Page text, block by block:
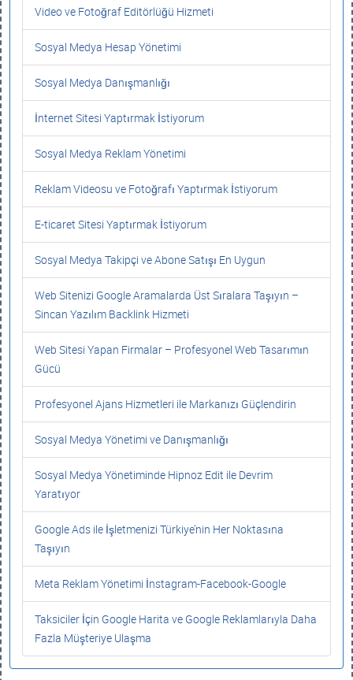
Video ve Fotoğraf Editörlüğü Hizmeti
Sosyal Medya Hesap Yönetimi
Sosyal Medya Danışmanlığı
İnternet Sitesi Yaptırmak İstiyorum
Sosyal Medya Reklam Yönetimi
Reklam Videosu ve Fotoğrafı Yaptırmak İstiyorum
E-ticaret Sitesi Yaptırmak İstiyorum
Sosyal Medya Takipçi ve Abone Satışı En Uygun
Web Sitenizi Google Aramalarda Üst Sıralara Taşıyın –
Sincan Yazılım Backlink Hizmeti
Web Sitesi Yapan Firmalar – Profesyonel Web Tasarımın
Gücü
Profesyonel Ajans Hizmetleri ile Markanızı Güçlendirin
Sosyal Medya Yönetimi ve Danışmanlığı
Sosyal Medya Yönetiminde Hipnoz Edit ile Devrim
Yaratıyor
Google Ads ile İşletmenizi Türkiye’nin Her Noktasına
Taşıyın
Meta Reklam Yönetimi İnstagram-Facebook-Google
Taksiciler İçin Google Harita ve Google Reklamlarıyla Daha
Fazla Müşteriye Ulaşma